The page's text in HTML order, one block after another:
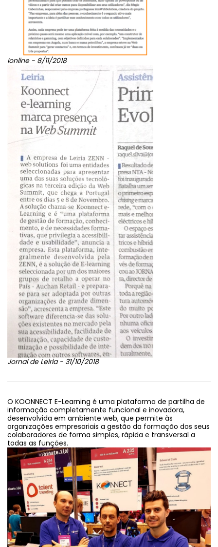
Ionline - 8/11/2018
Jornal de Leiria - 31/10/2018
O KOONNECT E-Learning é uma plataforma de partilha de
informação completamente funcional e inovadora,
desenvolvida em ambiente web, que permite às
organizações empresariais a gestão da formação dos seus
colaboradores de forma simples, rápida e transversal a
todas as funções.